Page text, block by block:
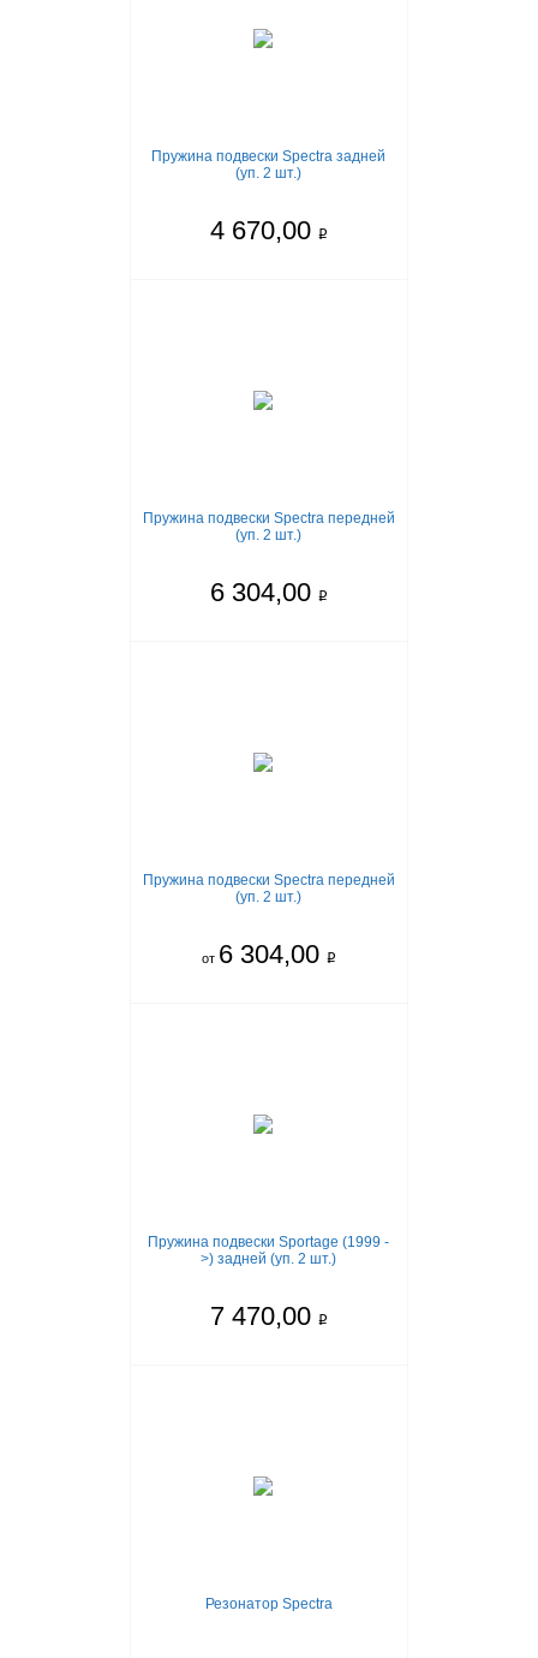
Пружина подвески Spectra задней
(уп. 2 шт.)
4 670,00 q
Пружина подвески Spectra передней
(уп. 2 шт.)
6 304,00 q
Пружина подвески Spectra передней
(уп. 2 шт.)
от 6 304,00 q
Пружина подвески Sportage (1999 -
>) задней (уп. 2 шт.)
7 470,00 q
Резонатор Spectra